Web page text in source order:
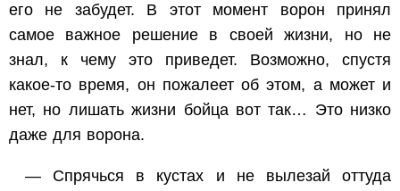
его не забудет. В этот момент ворон принял
самое важное решение в своей жизни, но не
знал, к чему это приведет. Возможно, спустя
какое-то время, он пожалеет об этом, а может и
нет, но лишать жизни бойца вот так… Это низко
даже для ворона.
— Спрячься в кустах и не вылезай оттуда